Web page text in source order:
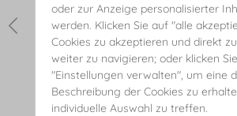
oder zur Anzeige personalisierter
werden. Klicken Sie auf "alle
Cookies zu akzeptieren und direkt
weiter zu navigieren; oder klicken
"Einstellungen verwalten", um eine
Beschreibung der Cookies zu
individuelle Auswahl zu treffen.